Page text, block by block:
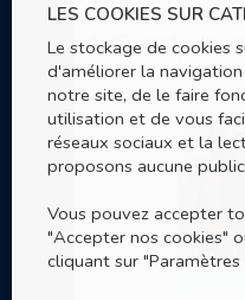
de l’Esprit, en
de l’Evangile, ils
ou de leur équipe
pour sa
LES COOKIES SUR
Le stockage de cookies
d'améliorer la
notre site, de le faire
utilisation et de vous
réseaux sociaux et la
proposons aucune
Vous pouvez accepter
"Accepter nos cookies"
cliquant sur "Paramètres